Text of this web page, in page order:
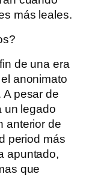
más leales.
de una era
anonimato
pesar de
un legado
anterior de
period más
apuntado,
que